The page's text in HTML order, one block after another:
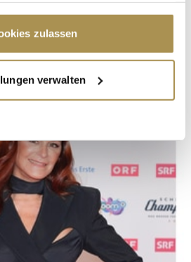
durch Klicken auf das Privacy
oder widerrufen
Ihre geografische Lage
auf einige Meter genau sein
(Fingerprinting) identifizieren
wie Ihre persönlichen Daten
legen Sie Ihre Präferenzen im
fest.
um Inhalte und Anzeigen zu
für soziale Medien anbieten
zulassen
verwalten